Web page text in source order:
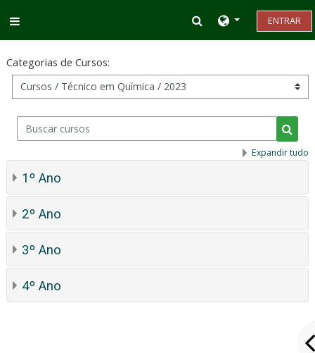
Alternar entrada
ENTRAR
Categorias de Cursos:
Buscar cursos
Expandir tudo
1º Ano
2º Ano
3º Ano
4º Ano